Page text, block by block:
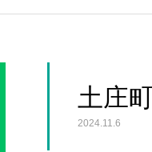
土庄
2024.11.6